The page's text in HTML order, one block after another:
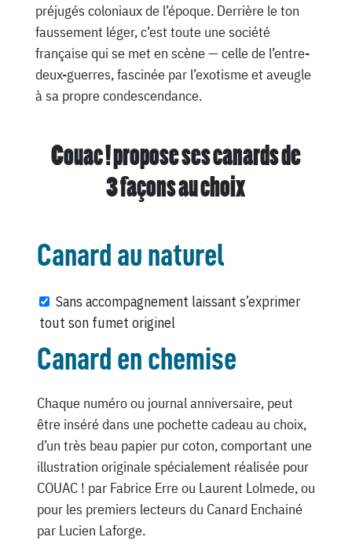
préjugés coloniaux de l’époque. Derrière le ton
faussement léger, c’est toute une société
française qui se met en scène — celle de l’entre-
deux-guerres, fascinée par l’exotisme et aveugle
à sa propre condescendance.
Couac ! propose ses canards de
3 façons au choix
Canard au naturel
Sans accompagnement laissant s’exprimer
tout son fumet originel
Canard en chemise
Chaque numéro ou journal anniversaire, peut
être inséré dans une pochette cadeau au choix,
d’un très beau papier pur coton, comportant une
illustration originale spécialement réalisée pour
COUAC ! par Fabrice Erre ou Laurent Lolmede, ou
pour les premiers lecteurs du Canard Enchainé
par Lucien Laforge.